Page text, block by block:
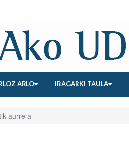
ARLO IRAGARKI TAULA
aurrera